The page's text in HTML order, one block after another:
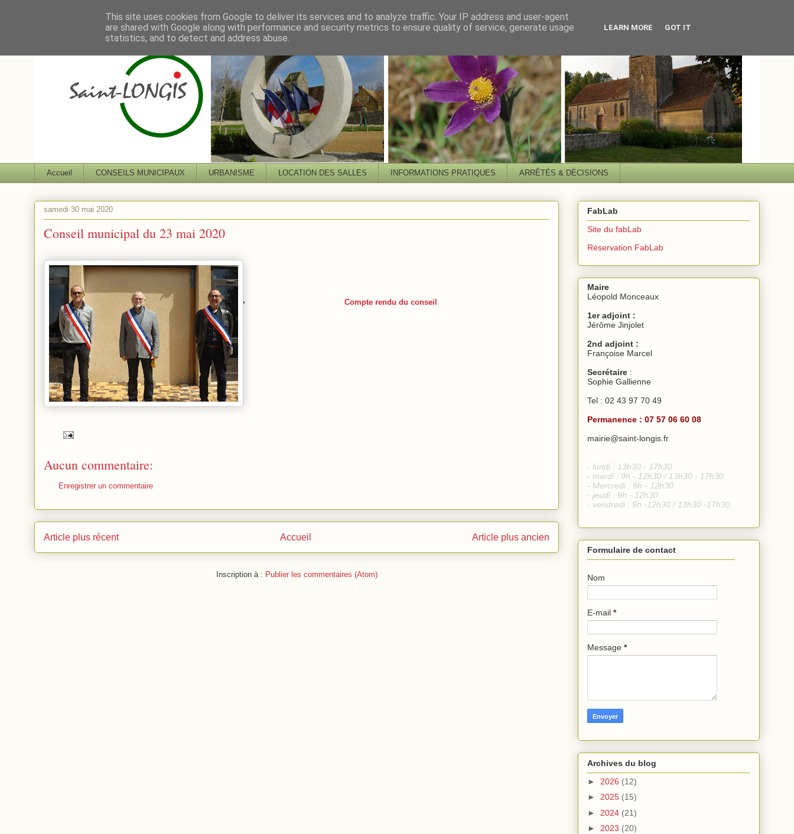
Accueil CONSEILS MUNICIPAUX URBANISME LOCATION DES SALLES INFORMATIONS PRATIQUES ARRÊTÉS & DÉCISIONS
samedi 30 mai 2020
Conseil municipal du 23 mai 2020
Compte rendu du conseil
Aucun commentaire:
Enregistrer un commentaire
Article plus récent Article plus ancien
Accueil
Inscription à : Publier les commentaires (Atom)
FabLab
Site du fabLab
Réservation FabLab
Maire
Léopold Monceaux
1er adjoint :
Jérôme Jinjolet
2nd adjoint :
Françoise Marcel
Secrétaire :
Sophie Gallienne
Tel : 02 43 97 70 49
Permanence : 07 57 06 60 08
mairie@saint-longis.fr
- lundi : 13h30 - 17h30
- mardi : 9h - 12h30 / 13h30 - 17h30
- Mercredi : 9h - 12h30
- jeudi : 9h - 12h30
- vendredi : 9h -12h30 /13h30 -17h30
Formulaire de contact
Nom
E-mail *
Message *
Archives du blog
► 2026 (12)
► 2025 (15)
► 2024 (21)
► 2023 (20)
This site uses cookies from Google to deliver its services and to analyze traffic. Your IP address and user-agent
are shared with Google along with performance and security metrics to ensure quality of service, generate usage
statistics, and to detect and address abuse.
LEARN MORE GOT IT